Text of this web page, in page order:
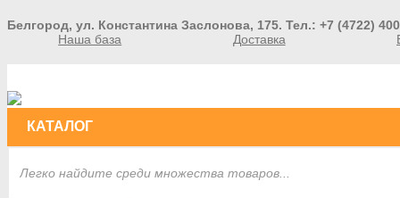
Белгород, ул. Константина Заслонова, 175. Тел.: +7 (4722)
Наша база
Доставка
КАТАЛОГ